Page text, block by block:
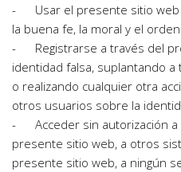
-      Usar el presente sitio
la buena fe, la moral y el orden
-      Registrarse a través
identidad falsa, suplantando
o realizando cualquier otra
otros usuarios sobre la
-      Acceder sin
presente sitio web, a otros
presente sitio web, a ningún